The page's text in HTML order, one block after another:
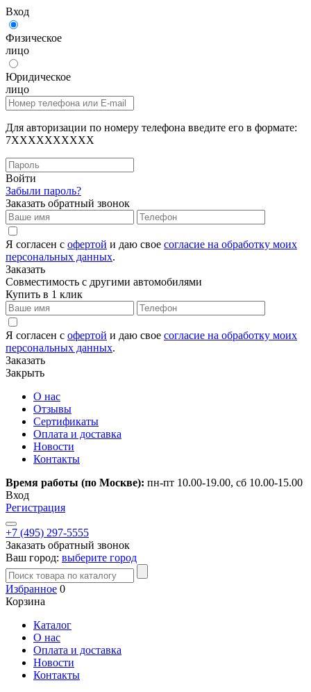
Вход
Физическое
лицо
Юридическое
лицо
Для авторизации по номеру телефона введите его в формате:
7XXXXXXXXXX
Войти
Забыли пароль?
Заказать обратный звонок
Я согласен с офертой и даю свое согласие на обработку моих
персональных данных.
Заказать
Совместимость с другими автомобилями
Купить в 1 клик
Я согласен с офертой и даю свое согласие на обработку моих
персональных данных.
Заказать
Закрыть
О нас
Отзывы
Сертификаты
Оплата и доставка
Новости
Контакты
Время работы (по Москве): пн-пт 10.00-19.00, сб 10.00-15.00
Вход
Регистрация
+7 (495) 297-5555
Заказать обратный звонок
Ваш город: выберите город
Избранное 0
Корзина
Каталог
О нас
Оплата и доставка
Новости
Контакты